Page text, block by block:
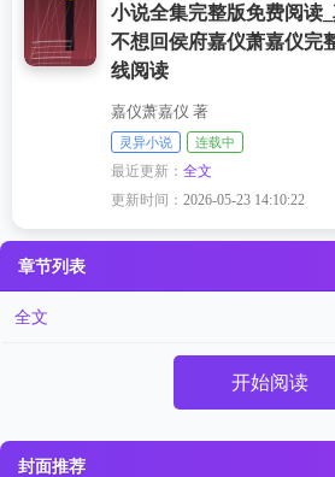
小说全集完整版免费阅读
不想回侯府嘉仪萧嘉仪完
线阅读
嘉仪萧嘉仪 著
灵异小说 连载中
最近更新：全文
更新时间：2026-05-23 14:10:22
章节列表
全文
开始阅读
封面推荐